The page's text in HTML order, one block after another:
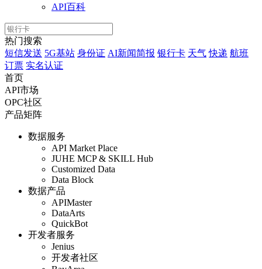
API百科
热门搜索
短信发送 5G基站 身份证 AI新闻简报 银行卡 天气 快递 航班
订票 实名认证
首页
API市场
OPC社区
产品矩阵
数据服务
API Market Place
JUHE MCP & SKILL Hub
Customized Data
Data Block
数据产品
APIMaster
DataArts
QuickBot
开发者服务
Jenius
开发者社区